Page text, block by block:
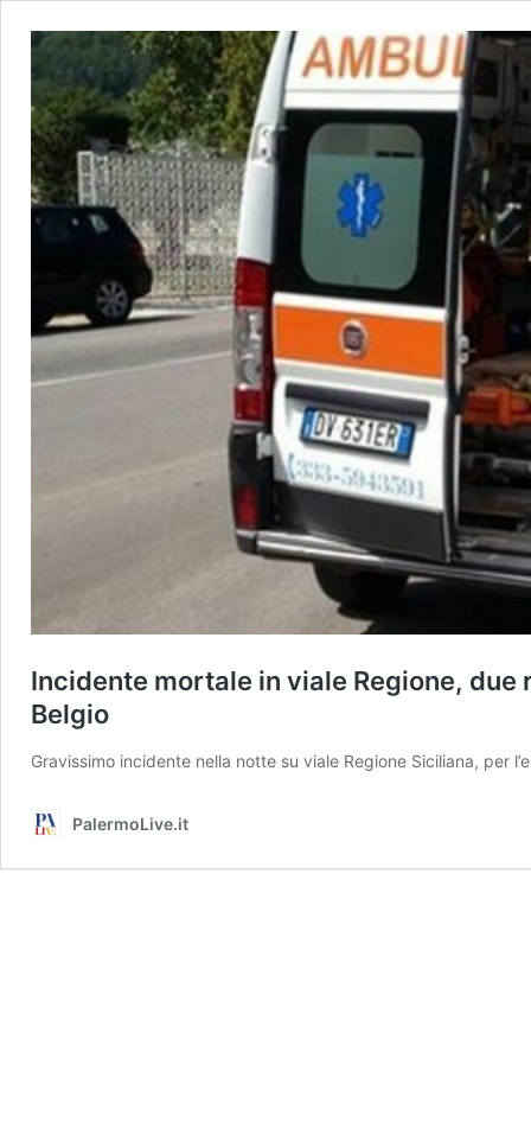
Incidente mortale in viale Regione,
Belgio
Gravissimo incidente nella notte su viale Regione Siciliana, per
PalermoLive.it